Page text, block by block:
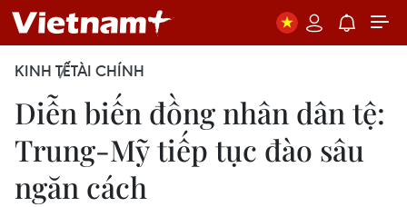
KINH TẾTÀI CHÍNH
Diễn biến đồng nhân dân tệ:
Trung-Mỹ tiếp tục đào sâu
ngăn cách